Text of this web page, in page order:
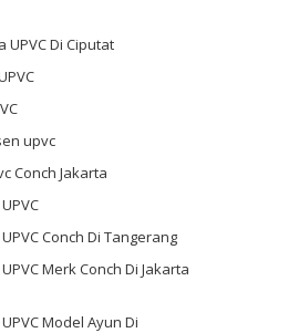
UPVC Di Ciputat
upvc
Conch Jakarta
Conch Di Tangerang
Merk Conch Di Jakarta
Model Ayun Di